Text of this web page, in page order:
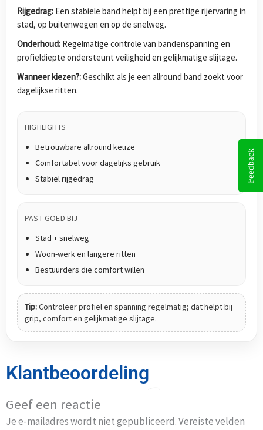
Rijgedrag: Een stabiele band helpt bij een prettige rijervaring in
stad, op buitenwegen en op de snelweg.
Onderhoud: Regelmatige controle van bandenspanning en
profieldiepte ondersteunt veiligheid en gelijkmatige slijtage.
Wanneer kiezen?:Geschikt als je een allround band zoekt voor
dagelijkse ritten.
HIGHLIGHTS
Betrouwbare allround keuze
Comfortabel voor dagelijks gebruik
Stabiel rijgedrag
PAST GOED BIJ
Stad + snelweg
Woon-werk en langere ritten
Bestuurders die comfort willen
Tip:Controleer profiel en spanning regelmatig; dat helpt bij
grip, comfort en gelijkmatige slijtage.
Klantbeoordeling
Geef een reactie
Je e-mailadres wordt niet gepubliceerd.Vereiste velden
Feedback